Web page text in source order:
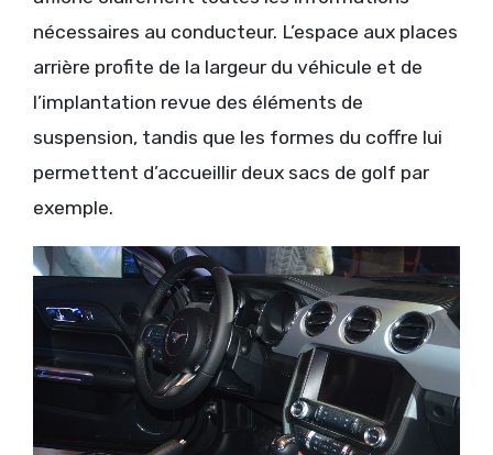
nécessaires au conducteur. L’espace aux places
arrière profite de la largeur du véhicule et de
l’implantation revue des éléments de
suspension, tandis que les formes du coffre lui
permettent d’accueillir deux sacs de golf par
exemple.